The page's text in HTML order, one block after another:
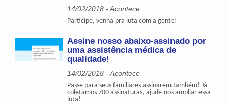
14/02/2018 - Acontece
Participe, venha pra luta com a gente!
Assine nosso abaixo-assinado por
uma assistência médica de
qualidade!
14/02/2018 - Acontece
Passe para seus familiares assinarem também! Já
coletamos 700 assinaturas, ajude-nos ampliar essa
luta!